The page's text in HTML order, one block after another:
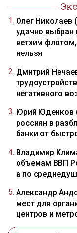
Олег Николаев
удачно выбран
ветхим
нельзя
Дмитрий
негативного
Юрий Юденков
россиян в
банки от
Владимир
объемам ВВП
а по
Александр
мест для
центров и